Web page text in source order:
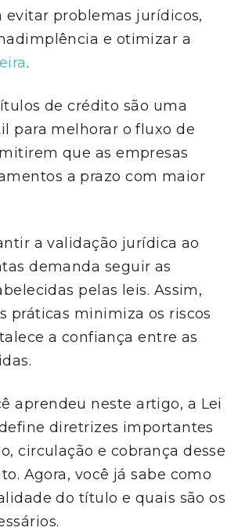
evitar problemas jurídicos,
e otimizar a
.
de crédito são uma
para melhorar o fluxo de
que as empresas
a prazo com maior
a validação jurídica ao
demanda seguir as
pelas leis. Assim,
práticas minimiza os riscos
a confiança entre as
aprendeu neste artigo, a Lei
diretrizes importantes
circulação e cobrança desse
Agora, você já sabe como
do título e quais são os